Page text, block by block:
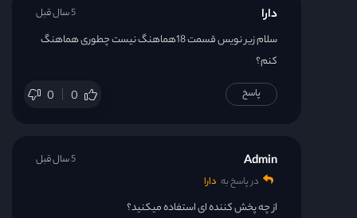
دارا
سلام زیر نویس قسمت 18هماهنگ نیست چطوری هماهنگ
کنم؟
0 0
5 سال قبل
پاسخ
Admin
در پاسخ به دارا
از چه پخش کننده ای استفاده میکنید؟
5 سال قبل